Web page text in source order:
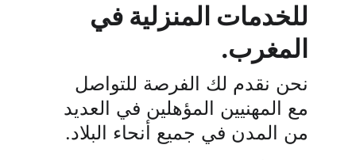
للخدمات المنزلية في
المغرب.
نحن نقدم لك الفرصة للتواصل
مع المهنيين المؤهلين في العديد
من المدن في جميع أنحاء البلاد.